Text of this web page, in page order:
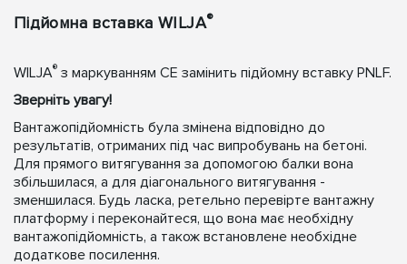
Підйомна вставка WILJA®
WILJA® з маркуванням CE замінить підйомну вставку PNLF.
Зверніть увагу!
Вантажопідйомність була змінена відповідно до
результатів, отриманих під час випробувань на бетоні.
Для прямого витягування за допомогою балки вона
збільшилася, а для діагонального витягування -
зменшилася. Будь ласка, ретельно перевірте вантажну
платформу і переконайтеся, що вона має необхідну
вантажопідйомність, а також встановлене необхідне
додаткове посилення.